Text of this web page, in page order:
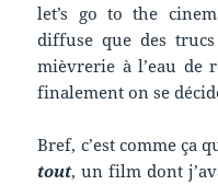
let’s go to the
diffuse que des
mièvrerie à l’eau de
finalement on se
Bref, c’est comme ça
tout, un film dont